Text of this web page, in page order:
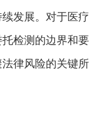
发展。对于医疗
检测的边界和要
律风险的关键所